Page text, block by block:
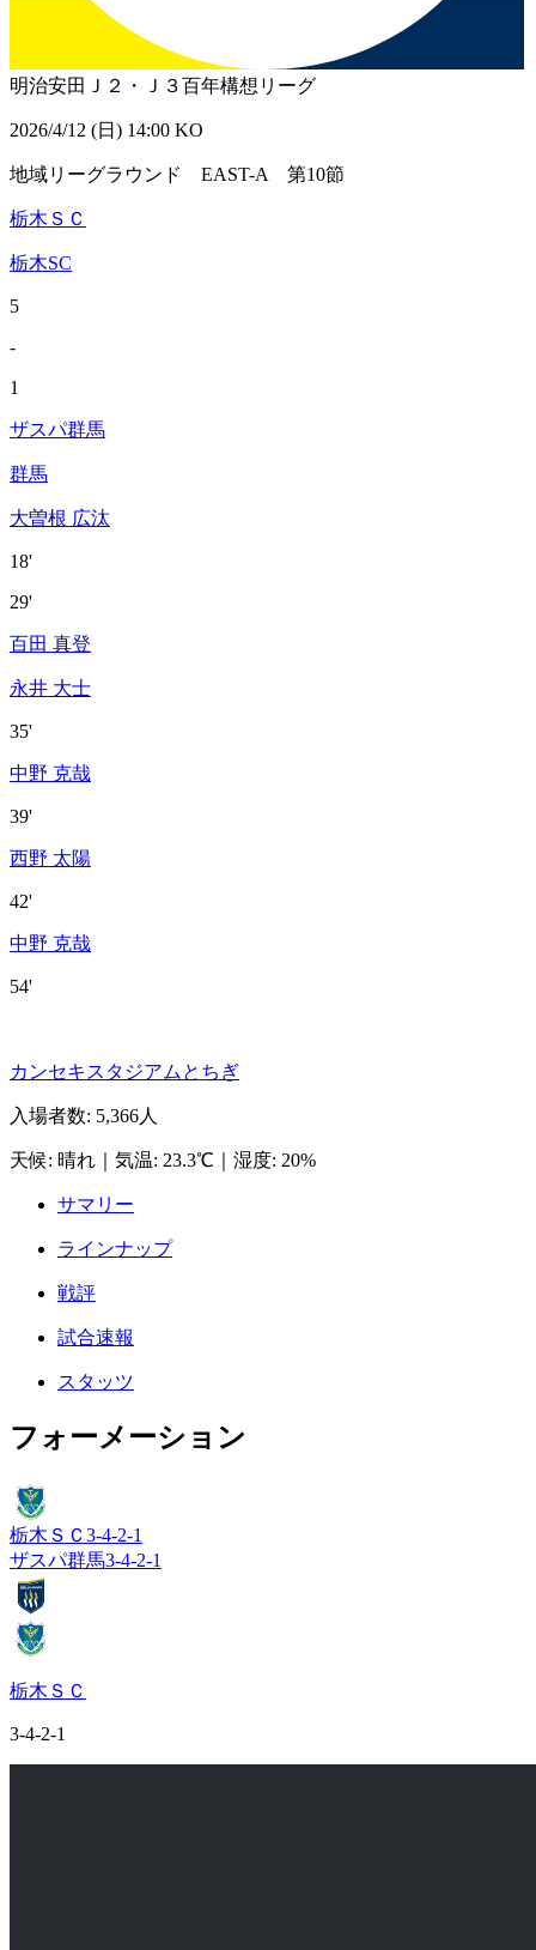
明治安田Ｊ２・Ｊ３百年構想リーグ
2026/4/12 (日) 14:00 KO
地域リーグラウンド EAST-A 第10節
栃木ＳＣ
栃木SC
5
-
1
ザスパ群馬
群馬
大曽根 広汰
18'
29'
百田 真登
永井 大士
35'
中野 克哉
39'
西野 太陽
42'
中野 克哉
54'
カンセキスタジアムとちぎ
入場者数: 5,366人
天候: 晴れ 気温: 23.3℃ 湿度: 20%
サマリー
ラインナップ
戦評
試合速報
スタッツ
フォーメーション
栃木ＳＣ 3-4-2-1
ザスパ群馬3-4-2-1
栃木ＳＣ
3-4-2-1